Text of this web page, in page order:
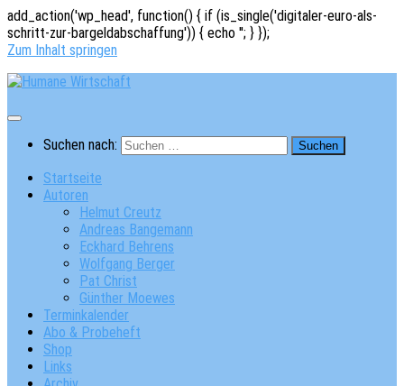
add_action('wp_head', function() { if (is_single('digitaler-euro-als-
schritt-zur-bargeldabschaffung')) { echo ''; } });
Zum Inhalt springen
Suchen nach:
Startseite
Autoren
Helmut Creutz
Andreas Bangemann
Eckhard Behrens
Wolfgang Berger
Pat Christ
Günther Moewes
Terminkalender
Abo & Probeheft
Shop
Links